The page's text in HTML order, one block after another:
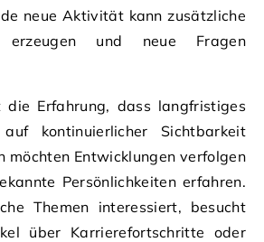
neue Aktivität kann zusätzliche
erzeugen und neue Fragen
die Erfahrung, dass langfristiges
kontinuierlicher Sichtbarkeit
möchten Entwicklungen verfolgen
Persönlichkeiten erfahren.
Themen interessiert, besucht
über Karrierefortschritte oder